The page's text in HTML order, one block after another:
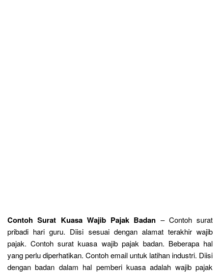
Contoh Surat Kuasa Wajib Pajak Badan – Contoh surat
pribadi hari guru. Diisi sesuai dengan alamat terakhir wajib
pajak. Contoh surat kuasa wajib pajak badan. Beberapa hal
yang perlu diperhatikan. Contoh email untuk latihan industri. Diisi
dengan badan dalam hal pemberi kuasa adalah wajib pajak